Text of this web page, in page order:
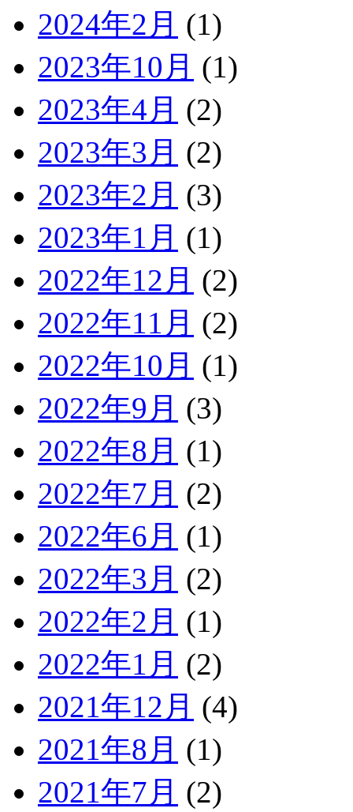
2024年2月 (1)
2023年10月 (1)
2023年4月 (2)
2023年3月 (2)
2023年2月 (3)
2023年1月 (1)
2022年12月 (2)
2022年11月 (2)
2022年10月 (1)
2022年9月 (3)
2022年8月 (1)
2022年7月 (2)
2022年6月 (1)
2022年3月 (2)
2022年2月 (1)
2022年1月 (2)
2021年12月 (4)
2021年8月 (1)
2021年7月 (2)